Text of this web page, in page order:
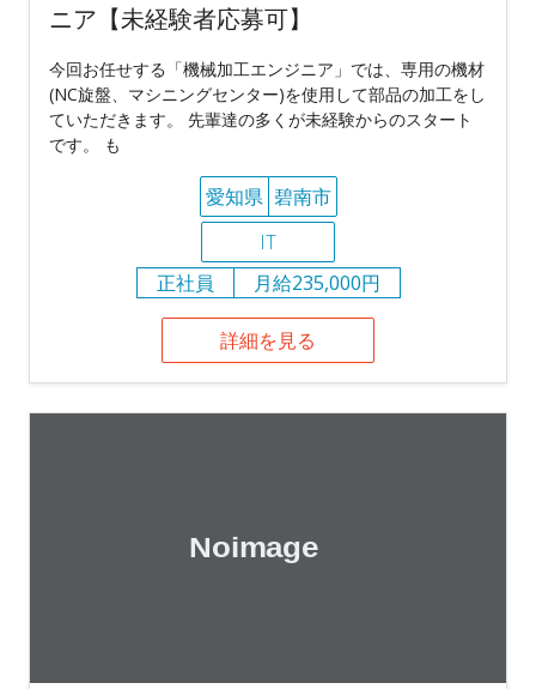
ニア【未経験者応募可】
今回お任せする「機械加工エンジニア」では、専用の機材
(NC旋盤、マシニングセンター)を使用して部品の加工をし
ていただきます。 先輩達の多くが未経験からのスタート
です。 も
愛知県 碧南市
IT
正社員
月給235,000円
詳細を見る